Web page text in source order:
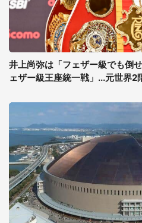
井上尚弥は「フェザー級でも倒
ェザー級王座統一戦」...元世界2